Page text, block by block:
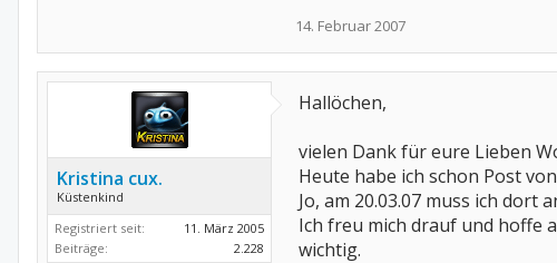
14. Februar 2007
Kristina cux.
Küstenkind
Registriert seit:
11. März 2005
Beiträge:
2.228
Hallöchen,
vielen Dank für eure Lieben
Heute habe ich schon Post
Jo, am 20.03.07 muss ich dort
Ich freu mich drauf und hoffe
wichtig.